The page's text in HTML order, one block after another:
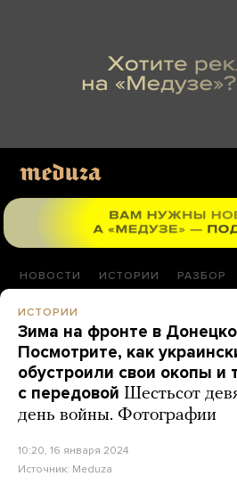
НОВОСТИ ИСТОРИИ РАЗБОР
ИСТОРИИ
Зима на фронте в
Посмотрите, как
обустроили свои окопы и
с передовой Шестьсот
день войны. Фотографии
10:20, 16 января 2024
Источник: Meduza